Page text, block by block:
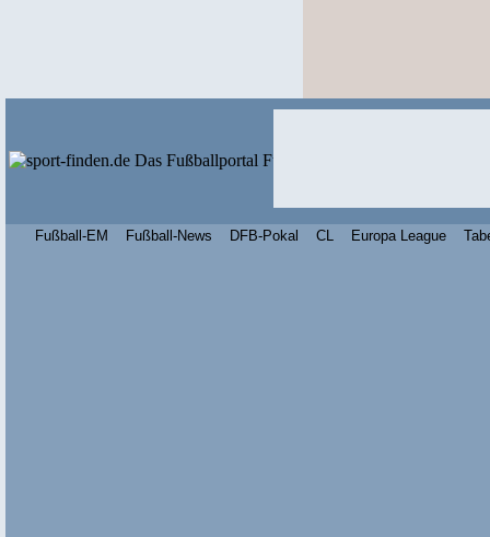
Fußball-EM Fußball-News DFB-Pokal CL Europa League